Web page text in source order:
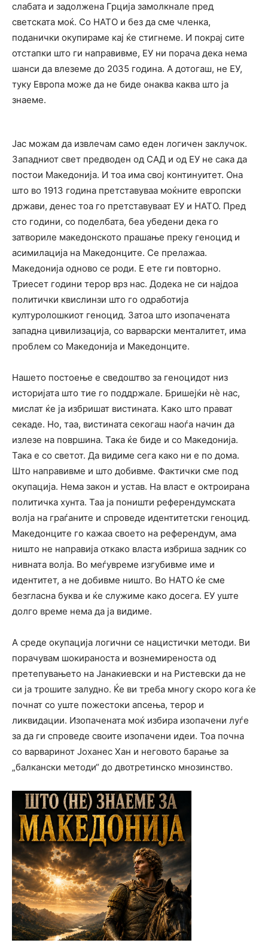
слабата и задолжена Грција замолкнале пред
светската моќ. Со НАТО и без да сме членка,
поданички окупираме кај ќе стигнеме. И покрај сите
отстапки што ги направивме, ЕУ ни порача дека нема
шанси да влеземе до 2035 година. А дотогаш, не ЕУ,
туку Европа може да не биде онаква каква што ја
знаеме.
Јас можам да извлечам само еден логичен заклучок.
Западниот свет предводен од САД и од ЕУ не сака да
постои Македонија. И тоа има свој континуитет. Она
што во 1913 година претставуваа моќните европски
држави, денес тоа го претставуваат ЕУ и НАТО. Пред
сто години, со поделбата, беа убедени дека го
затвориле македонското прашање преку геноцид и
асимилација на Македонците. Се прелажаа.
Македонија одново се роди. Е ете ги повторно.
Триесет години терор врз нас. Додека не си најдоа
политички квислинзи што го одработија
културолошкиот геноцид. Затоа што изопачената
западна цивилизација, со варварски менталитет, има
проблем со Македонија и Македонците.
Нашето постоење е сведоштво за геноцидот низ
историјата што тие го поддржале. Бришејќи нè нас,
мислат ќе ја избришат вистината. Како што прават
секаде. Но, таа, вистината секогаш наоѓа начин да
излезе на површина. Така ќе биде и со Македонија.
Така е со светот. Да видиме сега како ни е по дома.
Што направивме и што добивме. Фактички сме под
окупација. Нема закон и устав. На власт е октроирана
политичка хунта. Таа ја поништи референдумската
волја на граѓаните и спроведе идентитетски геноцид.
Македонците го кажаа своето на референдум, ама
ништо не направија откако власта избриша задник со
нивната волја. Во меѓувреме изгубивме име и
идентитет, а не добивме ништо. Во НАТО ќе сме
безгласна буква и ќе служиме како досега. ЕУ уште
долго време нема да ја видиме.
А среде окупација логични се нацистички методи. Ви
порачувам шокираноста и вознемиреноста од
претепувањето на Јанакиевски и на Ристевски да не
си ја трошите залудно. Ќе ви треба многу скоро кога ќе
почнат со уште пожестоки апсења, терор и
ликвидации. Изопачената моќ избира изопачени луѓе
за да ги спроведе своите изопачени идеи. Тоа почна
со варваринот Јоханес Хан и неговото барање за
„балкански методи“ до двотретинско мнозинство.